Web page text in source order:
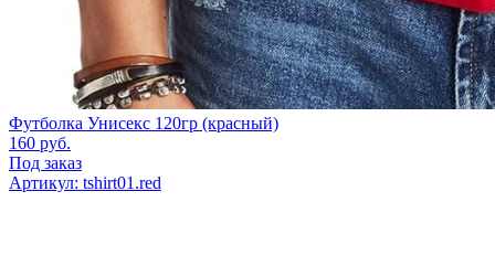
Футболка Унисекс 120гр (красный)
160 руб.
Под заказ
Артикул: tshirt01.red